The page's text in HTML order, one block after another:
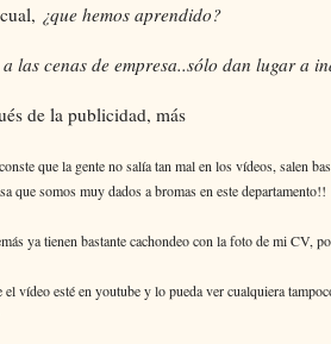
¿que hemos aprendido?
las cenas de empresa..sólo dan lugar a
de la publicidad, más
que la gente no salía tan mal en los vídeos, salen
que somos muy dados a bromas en este departamento!!
ya tienen bastante cachondeo con la foto de mi CV,
vídeo esté en youtube y lo pueda ver cualquiera